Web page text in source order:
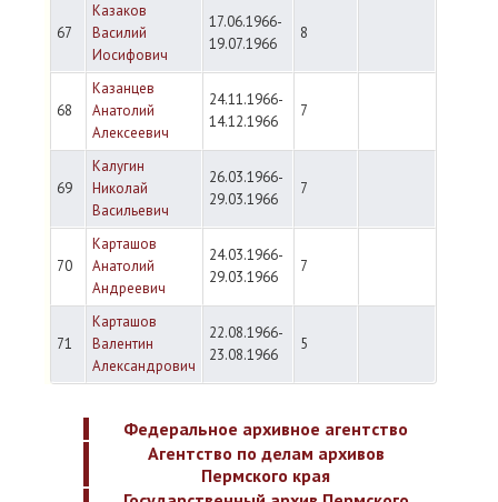
67
Казаков
Василий
Иосифович
17.06.1966-
19.07.1966
8
68
Казанцев
Анатолий
Алексеевич
24.11.1966-
14.12.1966
7
69
Калугин
Николай
Васильевич
26.03.1966-
29.03.1966
7
70
Карташов
Анатолий
Андреевич
24.03.1966-
29.03.1966
7
71
Карташов
Валентин
Александрович
22.08.1966-
23.08.1966
5
Федеральное архивное агентство
Агентство по делам архивов
Пермского края